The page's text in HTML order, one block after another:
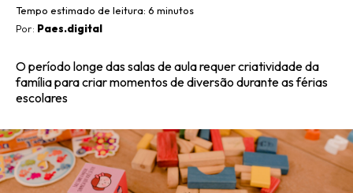
Tempo estimado de leitura: 6 minutos
Por: Paes.digital
O período longe das salas de aula requer criatividade da
família para criar momentos de diversão durante as férias
escolares